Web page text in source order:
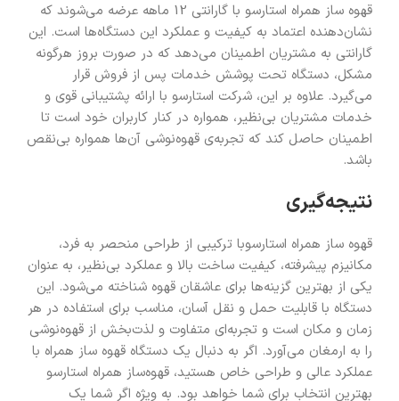
قهوه ساز همراه استارسو با گارانتی 12 ماهه عرضه می‌شوند که
نشان‌دهنده اعتماد به کیفیت و عملکرد این دستگاه‌ها است. این
گارانتی به مشتریان اطمینان می‌دهد که در صورت بروز هرگونه
مشکل، دستگاه تحت پوشش خدمات پس از فروش قرار
می‌گیرد. علاوه بر این، شرکت استارسو با ارائه پشتیبانی قوی و
خدمات مشتریان بی‌نظیر، همواره در کنار کاربران خود است تا
اطمینان حاصل کند که تجربه‌ی قهوه‌نوشی آن‌ها همواره بی‌نقص
باشد.
نتیجه‌گیری
قهوه ساز همراه استارسوبا ترکیبی از طراحی منحصر به فرد،
مکانیزم پیشرفته، کیفیت ساخت بالا و عملکرد بی‌نظیر، به عنوان
یکی از بهترین گزینه‌ها برای عاشقان قهوه شناخته می‌شود. این
دستگاه با قابلیت حمل و نقل آسان، مناسب برای استفاده در هر
زمان و مکان است و تجربه‌ای متفاوت و لذت‌بخش از قهوه‌نوشی
را به ارمغان می‌آورد. اگر به دنبال یک دستگاه قهوه ساز همراه با
عملکرد عالی و طراحی خاص هستید، قهوه‌ساز همراه استارسو
بهترین انتخاب برای شما خواهد بود. به ویژه اگر شما یک